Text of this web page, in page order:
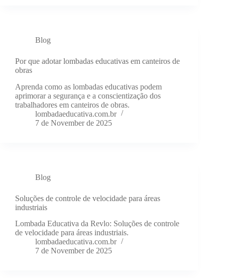
Blog
Por que adotar lombadas educativas em canteiros de
obras
Aprenda como as lombadas educativas podem
aprimorar a segurança e a conscientização dos
trabalhadores em canteiros de obras.
lombadaeducativa.com.br
7 de November de 2025
Blog
Soluções de controle de velocidade para áreas
industriais
Lombada Educativa da Revlo: Soluções de controle
de velocidade para áreas industriais.
lombadaeducativa.com.br
7 de November de 2025